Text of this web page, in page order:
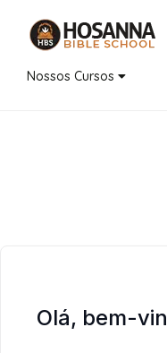
Nossos Cursos
Olá, bem-